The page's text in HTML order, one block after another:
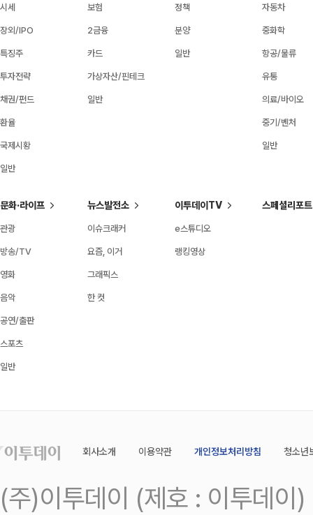
시세
장외/IPO
특징주
투자전략
채권/펀드
환율
국제시황
일반
보험
2금융
카드
가상자산/핀테크
일반
정책
분양
일반
자동차
중화학
항공/물류
유통
의료/바이오
중기/벤처
일반
문화·라이프
관광
방송/TV
영화
음악
공연/출판
스포츠
일반
뉴스발전소
이슈크래커
요즘, 이거
그래픽스
한 컷
이투데이TV
e스튜디오
랭킹영상
스페셜리포트
회사소개 이용약관 개인정보처리방침 청소년
(주)이투데이 (제호 : 이투데